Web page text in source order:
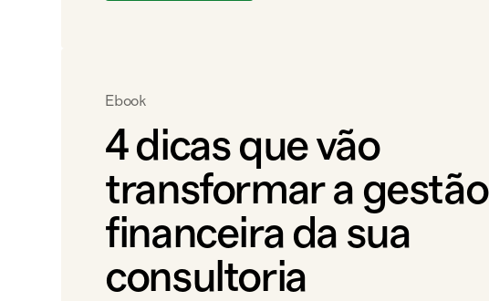
Ebook
4 dicas que vão
transformar a gestão
financeira da sua
consultoria